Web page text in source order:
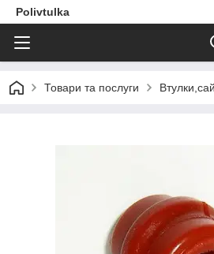
Polivtulka
Товари та послуги